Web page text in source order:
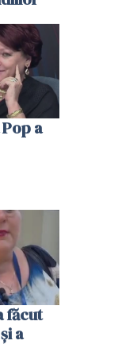
a
făcut
a